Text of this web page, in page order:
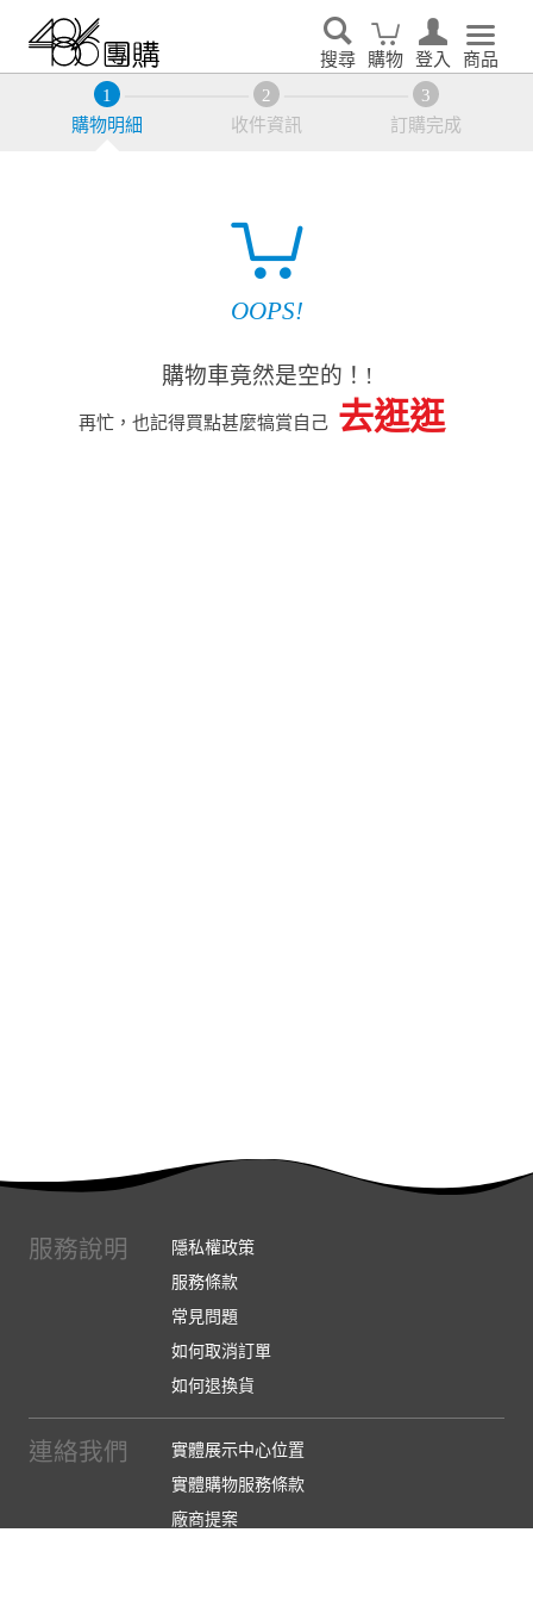
搜尋 購物 登入 商品
購物明細 收件資訊 訂購完成
OOPS!
購物車竟然是空的！!
再忙，也記得買點甚麼犒賞自己 去逛逛
服務說明
隱私權政策
服務條款
常見問題
如何取消訂單
如何退換貨
連絡我們
實體展示中心位置
實體購物服務條款
廠商提案